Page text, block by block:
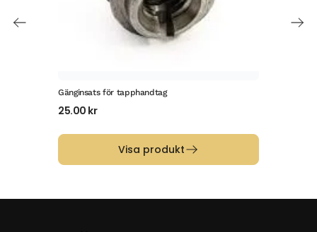
Gänginsats för tapphandtag
25.00 kr
Visa produkt